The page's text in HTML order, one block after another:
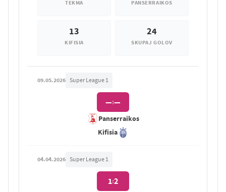
TEKMA PANSERRAIKOS
13
KIFISIA
24
SKUPAJ GOLOV
09.05.2026 Super League 1
Panserraikos
—:—
Kifisia
04.04.2026 Super League 1
1:2